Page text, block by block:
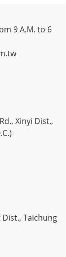
9 A.M. to 6
Xinyi Dist.,
Dist., Taichung